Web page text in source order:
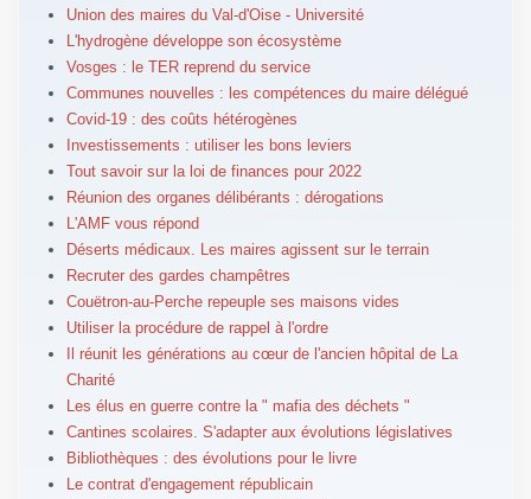
Union des maires du Val-d'Oise - Université
L'hydrogène développe son écosystème
Vosges : le TER reprend du service
Communes nouvelles : les compétences du maire délégué
Covid-19 : des coûts hétérogènes
Investissements : utiliser les bons leviers
Tout savoir sur la loi de finances pour 2022
Réunion des organes délibérants : dérogations
L'AMF vous répond
Déserts médicaux. Les maires agissent sur le terrain
Recruter des gardes champêtres
Couëtron-au-Perche repeuple ses maisons vides
Utiliser la procédure de rappel à l'ordre
Il réunit les générations au cœur de l'ancien hôpital de La
Charité
Les élus en guerre contre la " mafia des déchets "
Cantines scolaires. S'adapter aux évolutions législatives
Bibliothèques : des évolutions pour le livre
Le contrat d'engagement républicain